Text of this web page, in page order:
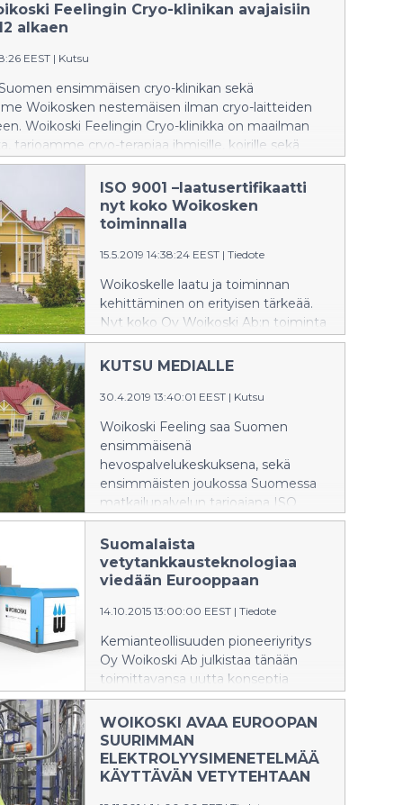
Feelingin Cryo-klinikan avajaisiin
alkaen
EEST | Kutsu
ensimmäisen cryo-klinikan sekä
Woikosken nestemäisen ilman cryo-laitteiden
Woikoski Feelingin Cryo-klinikka on maailman
tarjoamme cryo-terapiaa ihmisille, koirille sekä
terapia korjaa fysiologisia ongelmia stimuloimalla
aineenvaihduntaa sekä immuunijärjestelmää,
endorfiini- sekä adrenaliinitasoa lievittäen
kipua aiheuttajasta riippumatta.
ISO 9001 –laatusertifikaatti
nyt koko Woikosken
toiminnalla
15.5.2019 14:38:24 EEST | Tiedote
Woikoskelle laatu ja toiminnan
kehittäminen on erityisen tärkeää.
Nyt koko Oy Woikoski Ab:n toiminta
on ISO 9001 –laatusertifikaatin
mukaista.
KUTSU MEDIALLE
30.4.2019 13:40:01 EEST | Kutsu
Woikoski Feeling saa Suomen
ensimmäisenä
hevospalvelukeskuksena, sekä
ensimmäisten joukossa Suomessa
matkailupalvelun tarjoajana ISO
9001 -laatusertifikaatin.
Suomalaista
vetytankkausteknologiaa
viedään Eurooppaan
14.10.2015 13:00:00 EEST | Tiedote
Kemianteollisuuden pioneeriyritys
Oy Woikoski Ab julkistaa tänään
toimittavansa uutta konseptia
edustavan vetytankkausaseman
Ruotsin Göteborgiin. Uusi
vetytankkausasema on osa
Euroopan rakennettavaa TEN-T-
verkostoa, jonka on määrä kattaa
WOIKOSKI AVAA EUROOPAN
SUURIMMAN
ELEKTROLYYSIMENETELMÄÄ
KÄYTTÄVÄN VETYTEHTAAN